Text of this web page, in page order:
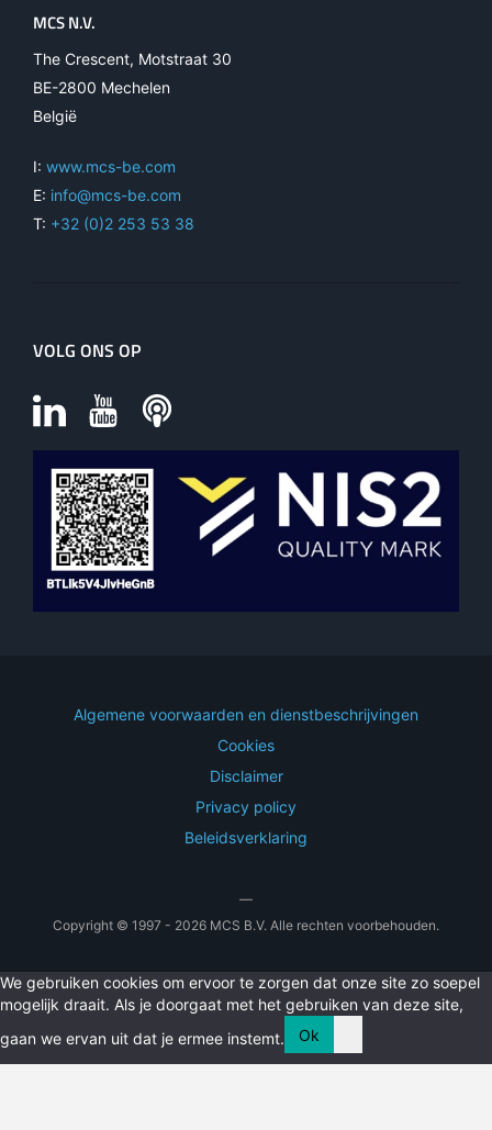
MCS N.V.
The Crescent, Motstraat 30
BE-2800 Mechelen
België
I: www.mcs-be.com
E: info@mcs-be.com
T: +32 (0)2 253 53 38
VOLG ONS OP
Algemene voorwaarden en dienstbeschrijvingen
Cookies
Disclaimer
Privacy policy
Beleidsverklaring
—
Copyright © 1997 - 2026 MCS B.V. Alle rechten voorbehouden.
We gebruiken cookies om ervoor te zorgen dat onze site zo soepel
mogelijk draait. Als je doorgaat met het gebruiken van deze site,
gaan we ervan uit dat je ermee instemt.
Ok